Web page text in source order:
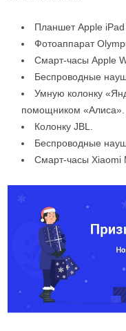
Планшет Apple iPad
Фотоаппарат
Смарт-часы Apple
Беспроводные
Умную колонку
помощником «Алиса».
Колонку JBL.
Беспроводные
Смарт-часы Xiaomi